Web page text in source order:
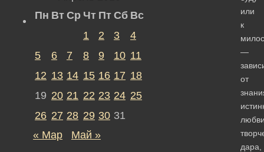
или
к
—
от
дара,
Пн Вт Ср Чт Пт Сб Вс
1
2 3
4
5
6 7 8 9 10 11
12 13 14 15 16 17 18
19 20 21 22 23 24 25
26 27 28 29 30 31
« Мар
Май »